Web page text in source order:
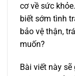
cơ về sức
biết sớm tình
bảo vệ thận,
muốn?
Bài viết này